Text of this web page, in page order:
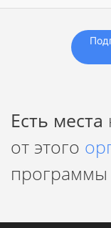
Есть места
от этого
программы